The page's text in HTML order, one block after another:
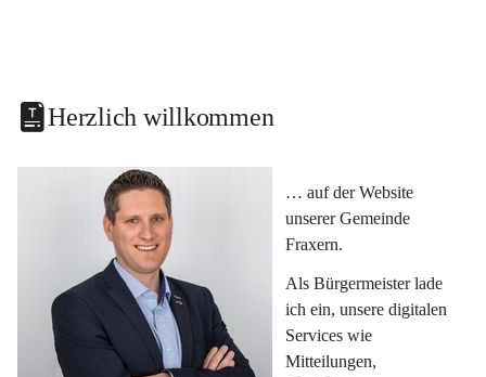
Herzlich willkommen
… auf der Website
unserer Gemeinde
Fraxern.
Als Bürgermeister lade
ich ein, unsere digitalen
Services wie
Mitteilungen,